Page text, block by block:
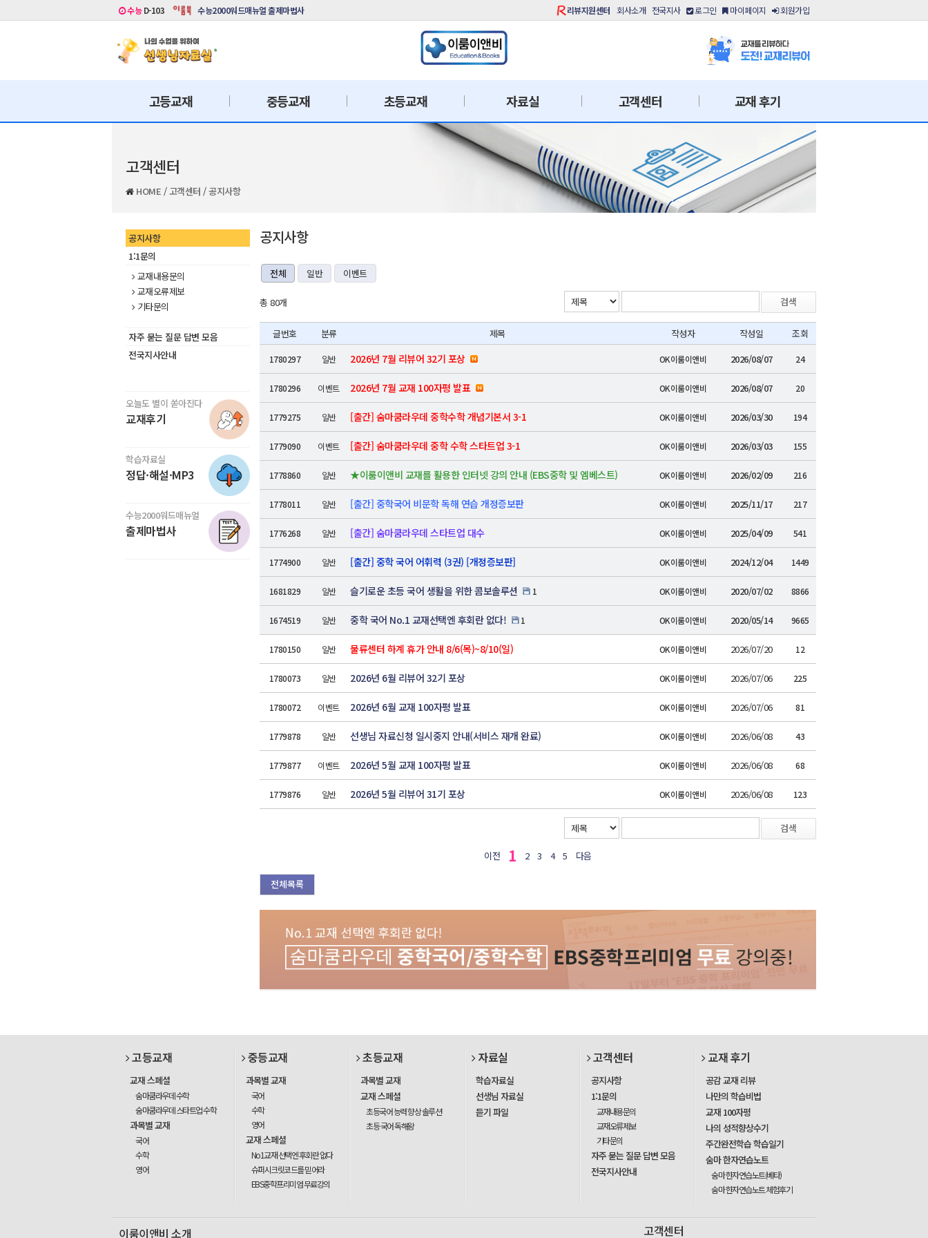
수능D-103 수능2000워드매뉴얼 출제마법사 리뷰지원센터 회사소개 전국지사 로그인 마이페이지 회원가입
고등교재 중등교재 초등교재 자료실 고객센터 교재 후기
고객센터
HOME /고객센터 /공지사항
공지사항
1:1문의
교재내용문의
교재오류제보
기타문의
자주 묻는 질문 답변 모음
전국지사안내
오늘도 별이 쏟아진다
교재후기
학습자료실
정답·해설·MP3
수능2000워드매뉴얼
출제마법사
공지사항
전체 일반 이벤트
총 80개 검색
글번호 분류 제목 작성자 작성일 조회
1780297 일반 2026년 7월 리뷰어 32기 포상 OK이룸이앤비 2026/08/07 24
1780296 이벤트 2026년 7월 교재 100자평 발표 OK이룸이앤비 2026/08/07 20
1779275 일반 [출간] 숨마쿰라우데 중학수학 개념기본서 3-1 OK이룸이앤비 2026/03/30 194
1779090 이벤트 [출간] 숨마쿰라우데 중학 수학 스타트업 3-1 OK이룸이앤비 2026/03/03 155
1778860 일반 ★이룸이앤비 교재를 활용한 인터넷 강의 안내 (EBS중학 및 엠베스트) OK이룸이앤비 2026/02/09 216
1778011 일반 [출간] 중학국어 비문학 독해 연습 개정증보판 OK이룸이앤비 2025/11/17 217
1776268 일반 [출간] 숨마쿰라우데 스타트업 대수 OK이룸이앤비 2025/04/09 541
1774900 일반 [출간] 중학 국어 어휘력 (3권) [개정증보판] OK이룸이앤비 2024/12/04 1449
1681829 일반 슬기로운 초등 국어 생활을 위한 콤보솔루션 1 OK이룸이앤비 2020/07/02 8866
1674519 일반 중학 국어 No.1 교재선택엔 후회란 없다! 1 OK이룸이앤비 2020/05/14 9665
1780150 일반 물류센터 하계 휴가 안내 8/6(목)~8/10(일) OK이룸이앤비 2026/07/20 12
1780073 일반 2026년 6월 리뷰어 32기 포상 OK이룸이앤비 2026/07/06 225
1780072 이벤트 2026년 6월 교재 100자평 발표 OK이룸이앤비 2026/07/06 81
1779878 일반 선생님 자료신청 일시중지 안내(서비스 재개 완료) OK이룸이앤비 2026/06/08 43
1779877 이벤트 2026년 5월 교재 100자평 발표 OK이룸이앤비 2026/06/08 68
1779876 일반 2026년 5월 리뷰어 31기 포상 OK이룸이앤비 2026/06/08 123
검색
이전 1 2 3 4 5 다음
전체목록
고등교재
교재 스페셜
숨마쿰라우데 수학
숨마쿰라우데 스타트업 수학
과목별 교재
국어
수학
영어
중등교재
과목별 교재
국어
수학
영어
교재 스페셜
No1교재 선택엔 후회란 없다
슈퍼시크릿코드를 믿어라
EBS중학프리미엄 무료강의
초등교재
과목별 교재
교재 스페셜
초등국어 능력 향상 솔루션
초등 국어 독해왕
자료실
학습자료실
선생님 자료실
듣기 파일
고객센터
공지사항
1:1문의
교재내용문의
교재오류제보
기타문의
자주 묻는 질문 답변 모음
전국지사안내
교재 후기
공감 교재 리뷰
나만의 학습비법
교재 100자평
나의 성적향상수기
주간완전학습 학습일기
숨마 한자연습노트
숨마 한자연습노트(베타)
숨마 한자연습노트 체험후기
이룸이앤비 소개 고객센터